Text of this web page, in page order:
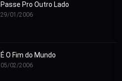
Passe Pro Outro Lado
29/01/2006
É O Fim do Mundo
05/02/2006